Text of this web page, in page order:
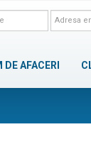
AFACERI